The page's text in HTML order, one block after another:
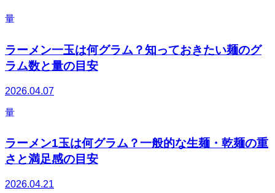
量
ラーメン一玉は何グラム？知っておきたい麺のグ
ラム数と量の目安
2026.04.07
量
ラーメン1玉は何グラム？一般的な生麺・乾麺の重
さと満足感の目安
2026.04.21